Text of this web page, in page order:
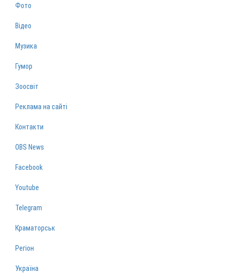
Фото
Відео
Музика
Гумор
Зоосвіт
Реклама на сайті
Контакти
OBS News
Facebook
Youtube
Telegram
Краматорськ
Регіон
Україна